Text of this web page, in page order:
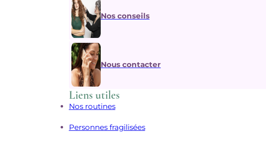
Nos conseils
Nous contacter
Liens utiles
Nos routines
Personnes fragilisées